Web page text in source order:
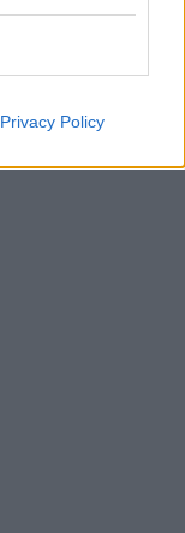
Privacy Policy